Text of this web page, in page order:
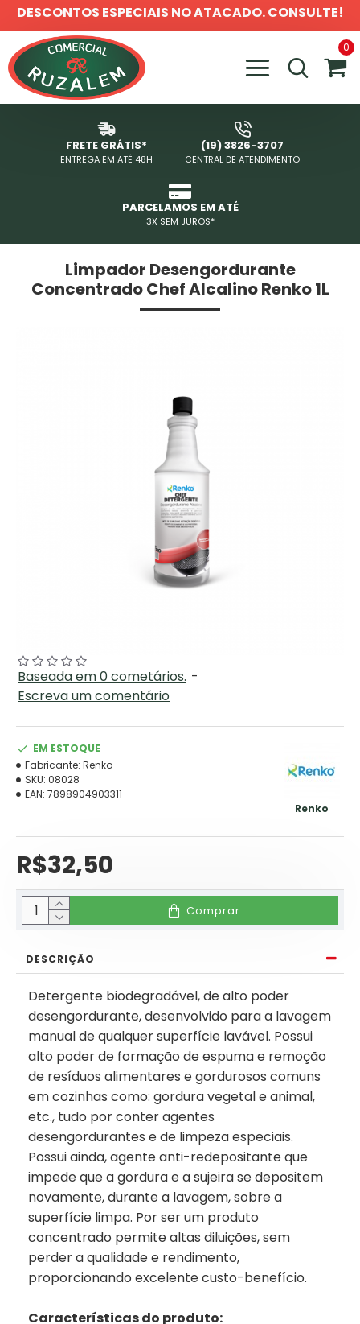
DESCONTOS ESPECIAIS NO ATACADO. CONSULTE!
0
FRETE GRÁTIS*
ENTREGA EM ATÉ 48H
(19) 3826-3707
CENTRAL DE ATENDIMENTO
PARCELAMOS EM ATÉ
3X SEM JUROS*
Limpador Desengordurante
Concentrado Chef Alcalino Renko 1L
Baseada em 0 cometários. -
Escreva um comentário
R$32,50
EM ESTOQUE
Fabricante: Renko
SKU: 08028
EAN: 7898904903311
Renko
Comprar
DESCRIÇÃO
Detergente biodegradável, de alto poder
desengordurante, desenvolvido para a lavagem
manual de qualquer superfície lavável. Possui
alto poder de formação de espuma e remoção
de resíduos alimentares e gordurosos comuns
em cozinhas como: gordura vegetal e animal,
etc., tudo por conter agentes
desengordurantes e de limpeza especiais.
Possui ainda, agente anti-redepositante que
impede que a gordura e a sujeira se depositem
novamente, durante a lavagem, sobre a
superfície limpa. Por ser um produto
concentrado permite altas diluições, sem
perder a qualidade e rendimento,
proporcionando excelente custo-benefício.
Características do produto: